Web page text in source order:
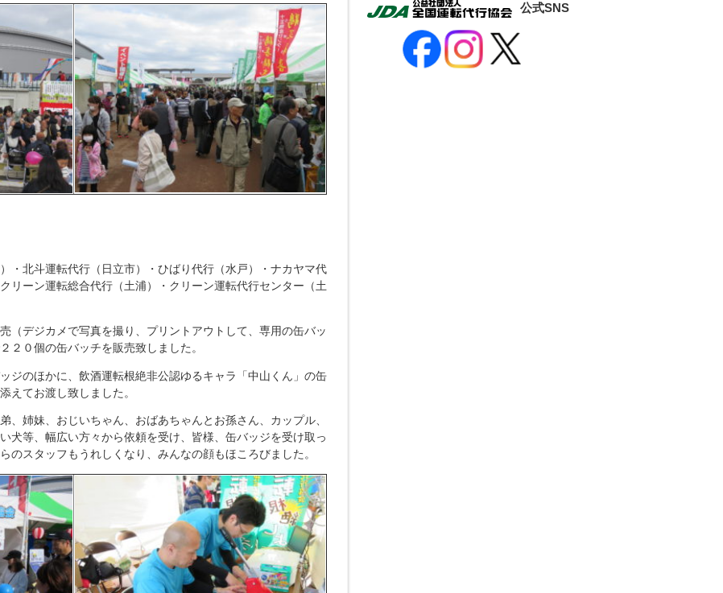
・北斗運転代行（日立市）・ひばり代行（水戸）・ナカヤマ代
リーン運転総合代行（土浦）・クリーン運転代行センター（土
（デジカメで写真を撮り、プリントアウトして、専用の缶バッ
２０個の缶バッチを販売致しました。
ジのほかに、飲酒運転根絶非公認ゆるキャラ「中山くん」の缶
えてお渡し致しました。
、姉妹、おじいちゃん、おばあちゃんとお孫さん、カップル、
犬等、幅広い方々から依頼を受け、皆様、缶バッジを受け取っ
のスタッフもうれしくなり、みんなの顔もほころびました。
公式SNS